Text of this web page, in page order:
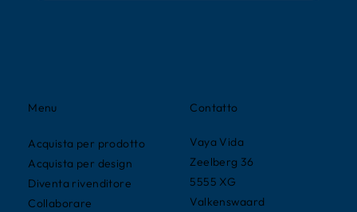
Contatto
Vaya Vida
Zeelberg 36
5555 XG
Valkenswaard
Menu
Acquista per prodotto
Acquista per design
Diventa rivenditore
Collaborare